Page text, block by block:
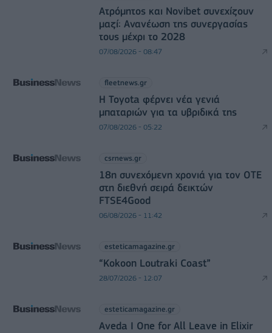
Ατρόμητος και Novibet συνεχίζουν
μαζί: Ανανέωση της συνεργασίας
τους μέχρι το 2028
07/08/2026 - 08:47
fleetnews.gr
Η Toyota φέρνει νέα γενιά
μπαταριών για τα υβριδικά της
07/08/2026 - 05:22
csrnews.gr
18η συνεχόμενη χρονιά για τον ΟΤΕ
στη διεθνή σειρά δεικτών
FTSE4Good
06/08/2026 - 11:42
esteticamagazine.gr
“Kokoon Loutraki Coast”
28/07/2026 - 12:07
esteticamagazine.gr
Aveda I One for All Leave in Elixir